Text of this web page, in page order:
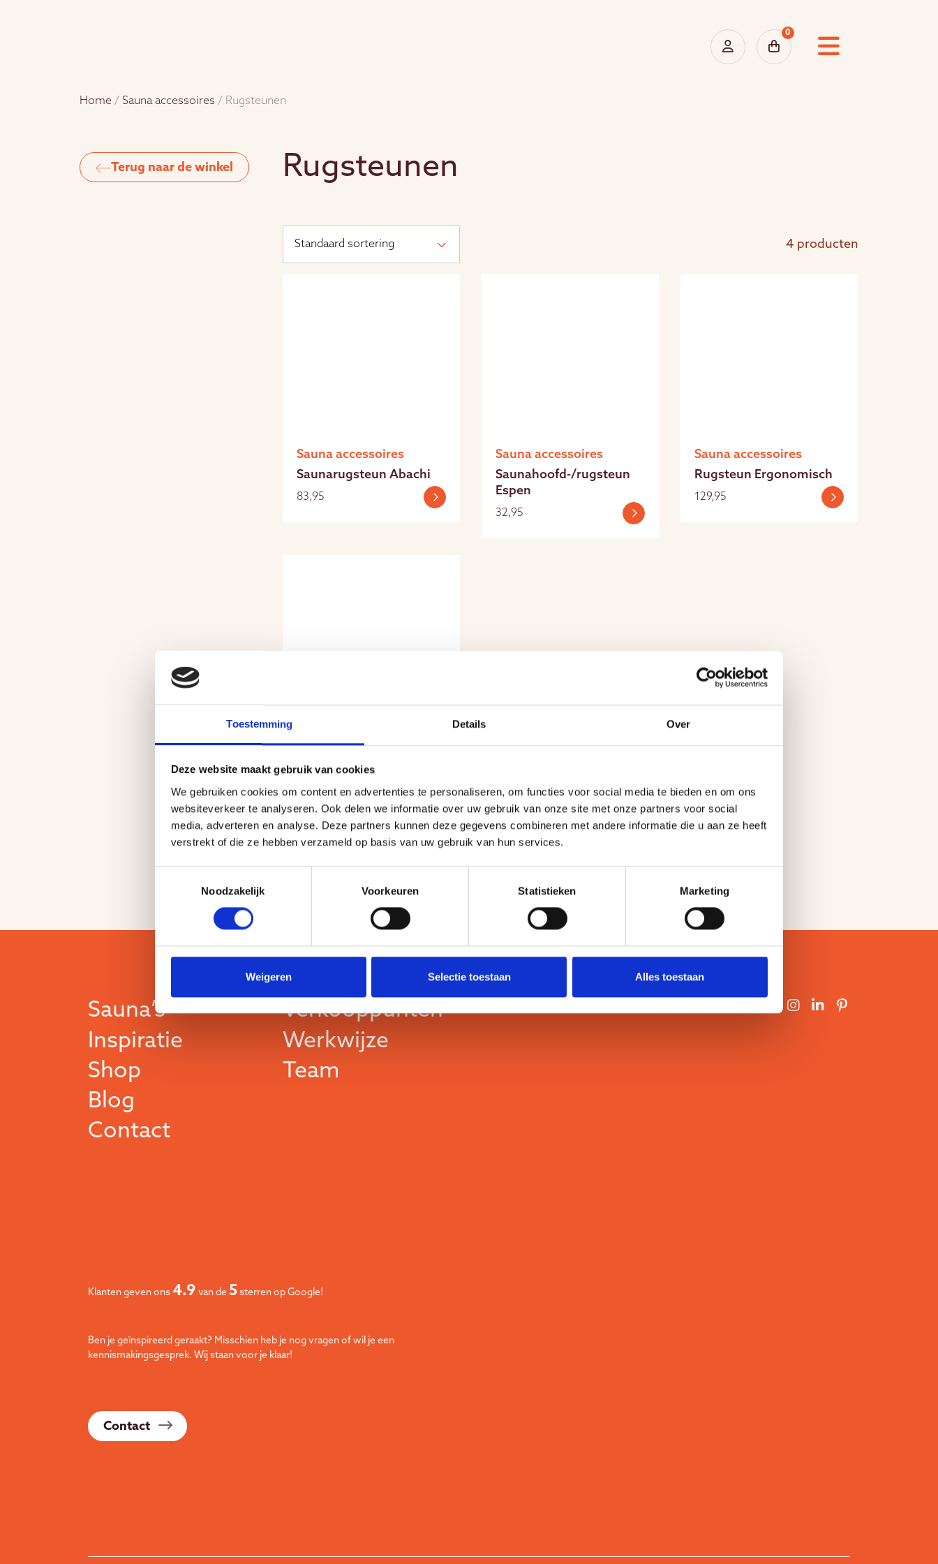
Toestemming Details Over
Deze website maakt gebruik van cookies
We gebruiken cookies om content en advertenties te personaliseren, om functies voor social media te bieden en om ons
websiteverkeer te analyseren. Ook delen we informatie over uw gebruik van onze site met onze partners voor social
media, adverteren en analyse. Deze partners kunnen deze gegevens combineren met andere informatie die u aan ze heeft
verstrekt of die ze hebben verzameld op basis van uw gebruik van hun services.
Noodzakelijk
Voorkeuren Statistieken Marketing
Weigeren Selectie toestaan Alles toestaan
0
Home / Sauna accessoires / Rugsteunen
Terug naar de winkel Rugsteunen
4 producten
Sauna accessoires
Saunarugsteun Abachi
83,95
Sauna accessoires
Saunahoofd-/rugsteun
Espen
32,95
Sauna accessoires
Rugsteun Ergonomisch
129,95
Hangend
79,95
Sauna’s
Inspiratie
Shop
Blog
Contact
Verkooppunten
Werkwijze
Team
Klanten geven ons 4.9 van de 5 sterren op Google!
Ben je geïnspireerd geraakt? Misschien heb je nog vragen of wil je een
kennismakingsgesprek. Wij staan voor je klaar!
Contact